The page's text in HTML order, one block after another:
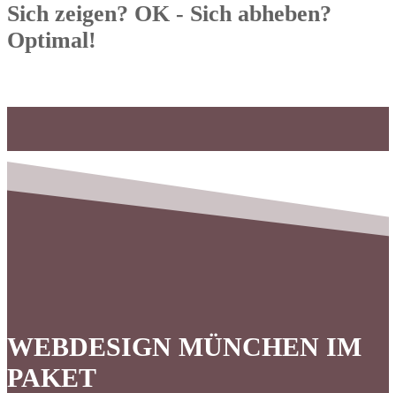
Sich zeigen? OK - Sich abheben?
Optimal!
WEBDESIGN MÜNCHEN IM
PAKET